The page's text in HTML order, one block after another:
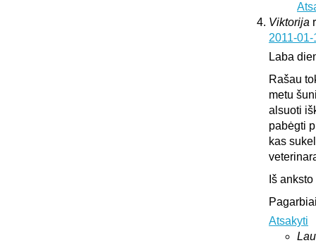
Viktorija
2011-
Laba
Rašau
metu
alsuoti
pabėgti
kas
Iš
Atsakyti